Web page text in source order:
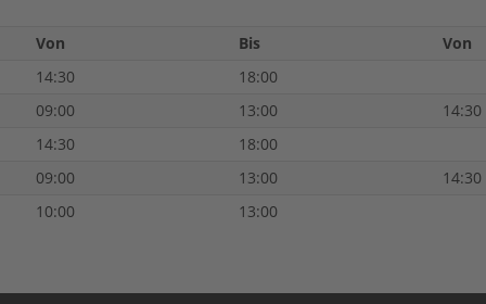
Von Bis Von
14:30
18:00
09:00
13:00 14:30
14:30
18:00
09:00
13:00 14:30
10:00
13:00